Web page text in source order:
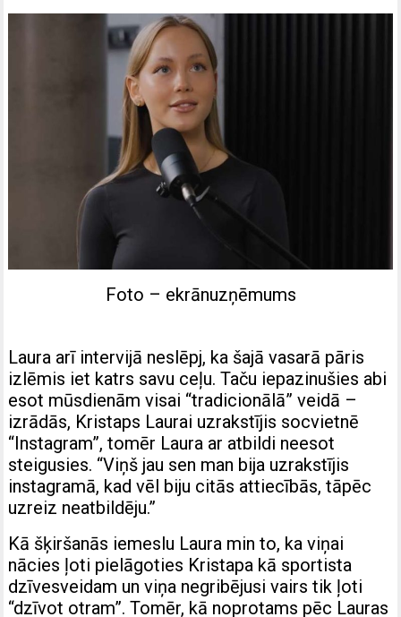
Foto – ekrānuzņēmums
Laura arī intervijā neslēpj, ka šajā vasarā pāris
izlēmis iet katrs savu ceļu. Taču iepazinušies abi
esot mūsdienām visai “tradicionālā” veidā –
izrādās, Kristaps Laurai uzrakstījis socvietnē
“Instagram”, tomēr Laura ar atbildi neesot
steigusies. “Viņš jau sen man bija uzrakstījis
instagramā, kad vēl biju citās attiecībās, tāpēc
uzreiz neatbildēju.”
Kā šķiršanās iemeslu Laura min to, ka viņai
nācies ļoti pielāgoties Kristapa kā sportista
dzīvesveidam un viņa negribējusi vairs tik ļoti
“dzīvot otram”. Tomēr, kā noprotams pēc Lauras